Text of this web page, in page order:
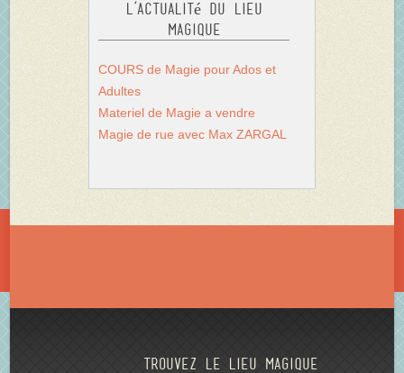
L’actualité du Lieu
Magique
COURS de Magie pour Ados et
Adultes
Materiel de Magie a vendre
Magie de rue avec Max ZARGAL
Trouvez le lieu magique